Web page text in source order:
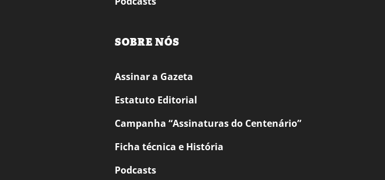
SOBRE NÓS
Assinar a Gazeta
Estatuto Editorial
Campanha “Assinaturas do Centenário”
Ficha técnica e História
Podcasts